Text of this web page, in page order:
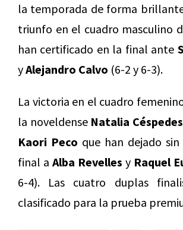
la temporada de forma
triunfo en el cuadro masculino
han certificado en la final ante
yAlejandro Calvo (6-2 y 6-3).
La victoria en el cuadro
la noveldense Natalia Céspedes
Kaori Peco que han dejado
final a Alba Revelles y Raquel
6-4). Las cuatro duplas
clasificado para la prueba